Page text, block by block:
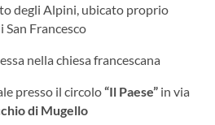
degli Alpini, ubicato proprio
San Francesco
nella chiesa francescana
presso il circolo“Il Paese” in via
di Mugello